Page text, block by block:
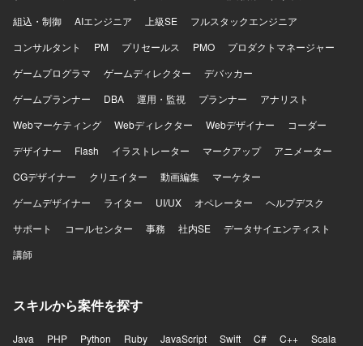
組込・制御
AIエンジニア 上級SE
フルスタックエンジニア
コンサルタント
PM プリセールス PMO
プロダクトマネージャー
ゲームプログラマ
ゲームディレクター
デバッカー
ゲームプランナー
DBA 運用・監視 プランナー
アナリスト
Webマーケティング
Webディレクター Webデザイナー
コーダー
デザイナー
Flash イラストレーター マークアップ
アニメーター
CGデザイナー
クリエイター 動画編集
マーケター
ゲームデザイナー
ライター UI/UX オペレーター
ヘルプデスク
サポート
コールセンター 事務 社内SE
データサイエンティスト
講師
スキルから案件を探す
Java PHP Python Ruby JavaScript Swift C# C++
Scala